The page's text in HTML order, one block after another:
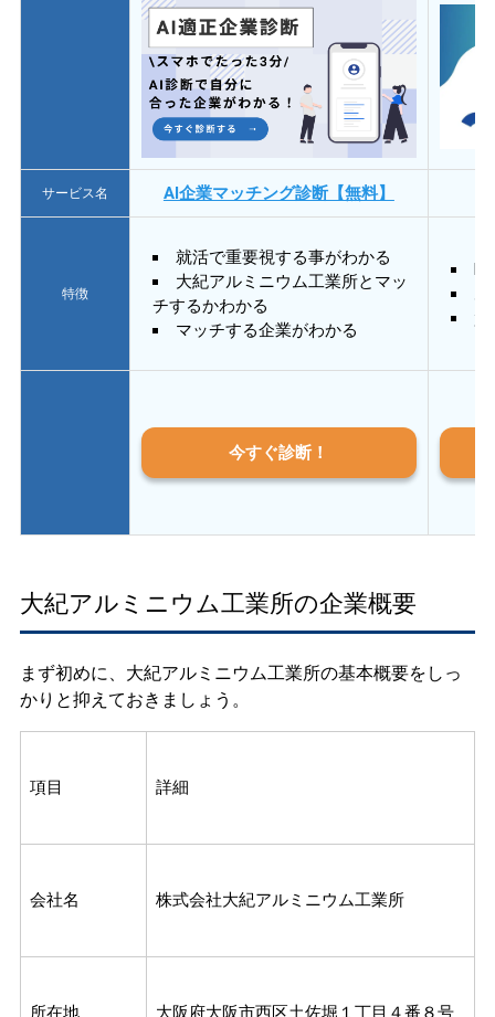
サービス名 AI企業マッチング診断【無料】
特徴
就活で重要視する事がわかる
大紀アルミニウム工業所とマッ
チするかわかる
マッチする企業がわかる
質
今すぐ診断！
大紀アルミニウム工業所の企業概要
まず初めに、大紀アルミニウム工業所の基本概要をしっ
かりと抑えておきましょう。
項目 詳細
会社名 株式会社大紀アルミニウム工業所
所在地 大阪府大阪市西区土佐堀１丁目４番８号